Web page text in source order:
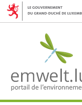
Aller
Aller